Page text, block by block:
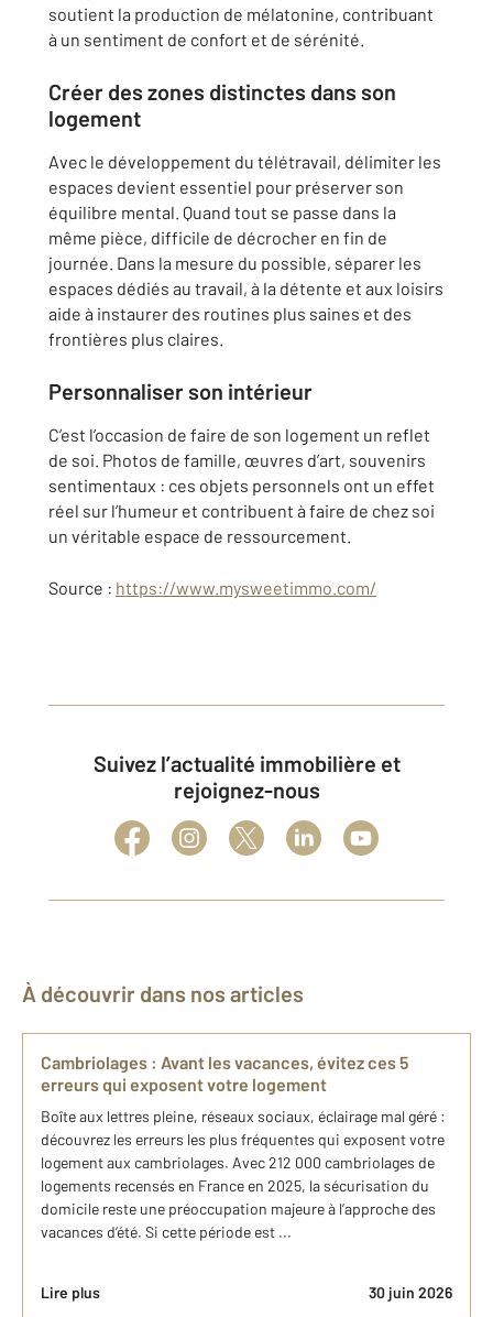
soutient la production de mélatonine, contribuant
à un sentiment de confort et de sérénité.
Créer des zones distinctes dans son
logement
Avec le développement du télétravail, délimiter les
espaces devient essentiel pour préserver son
équilibre mental. Quand tout se passe dans la
même pièce, difficile de décrocher en fin de
journée. Dans la mesure du possible, séparer les
espaces dédiés au travail, à la détente et aux loisirs
aide à instaurer des routines plus saines et des
frontières plus claires.
Personnaliser son intérieur
C’est l’occasion de faire de son logement un reflet
de soi. Photos de famille, œuvres d’art, souvenirs
sentimentaux : ces objets personnels ont un effet
réel sur l’humeur et contribuent à faire de chez soi
un véritable espace de ressourcement.
Source : https://www.mysweetimmo.com/
Suivez l’actualité immobilière et
rejoignez-nous
À découvrir dans nos articles
Cambriolages : Avant les vacances, évitez ces 5
erreurs qui exposent votre logement
Boîte aux lettres pleine, réseaux sociaux, éclairage mal géré :
découvrez les erreurs les plus fréquentes qui exposent votre
logement aux cambriolages. Avec 212 000 cambriolages de
logements recensés en France en 2025, la sécurisation du
domicile reste une préoccupation majeure à l’approche des
vacances d’été. Si cette période est ...
Lire plus 30 juin 2026